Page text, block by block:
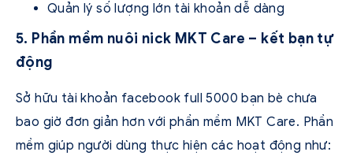
Quản lý số lượng lớn tài khoản dễ dàng
5. Phần mềm nuôi nick MKT Care – kết bạn tự
động
Sở hữu tài khoản facebook full 5000 bạn bè chưa
bao giờ đơn giản hơn với phần mềm MKT Care. Phần
mềm giúp người dùng thực hiện các hoạt động như: